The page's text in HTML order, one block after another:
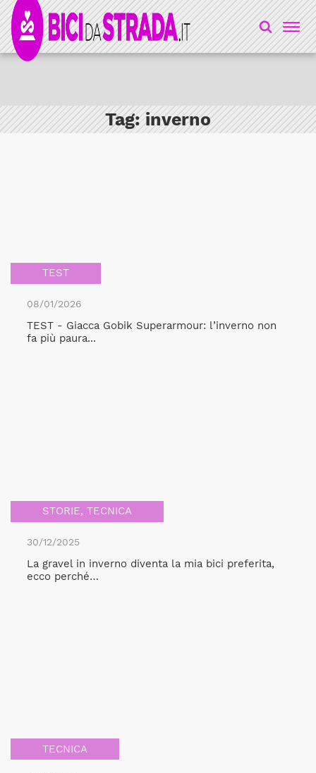
Tag:inverno
TEST
08/01/2026
TEST - Giacca Gobik Superarmour: l’inverno non
fa più paura...
STORIE, TECNICA
30/12/2025
La gravel in inverno diventa la mia bici preferita,
ecco perché…
TECNICA